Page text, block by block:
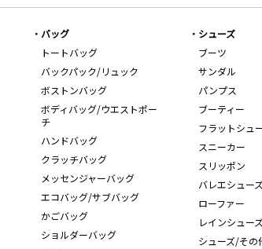
バッグ
トートバッグ
バックパック/リュック
ボストンバッグ
ボディバッグ/ウエストポー
チ
ハンドバッグ
クラッチバッグ
メッセンジャーバッグ
エコバッグ/サブバッグ
かごバッグ
ショルダーバッグ
シューズ
ブーツ
サンダル
パンプス
ブーティー
フラットシュ
スニーカー
スリッポン
バレエシュー
ローファー
レインシュー
シューズ/その